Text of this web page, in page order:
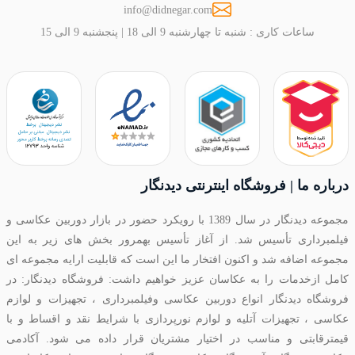
info@didnegar.com
ساعات کاری : شنبه تا چهارشنبه 9 الی 18 | پنجشنبه 9 الی 15
درباره ما | فروشگاه اینترنتی دیدنگار
مجموعه دیدنگار در سال 1389 با رویکرد حضور در بازار دوربین عکاسی و
فیلمبرداری تأسیس شد. از آغاز تأسیس بهمرور بخش های زیر به این
مجموعه اضافه شد و اکنون افتخار ما این است که قابلیت ارایه مجموعه ای
کامل ازخدمات را به عکاسان عزیز خواهیم داشت: فروشگاه دیدنگار: در
فروشگاه دیدنگار انواع دوربین عکاسی وفیلمبرداری ، تجهیزات و لوازم
عکاسی ، تجهیزات آتلیه و لوازم نورپردازی با شرایط نقد و اقساط و با
قیمترقابتی و مناسب در اختیار مشتریان قرار داده می شود. آکادمی